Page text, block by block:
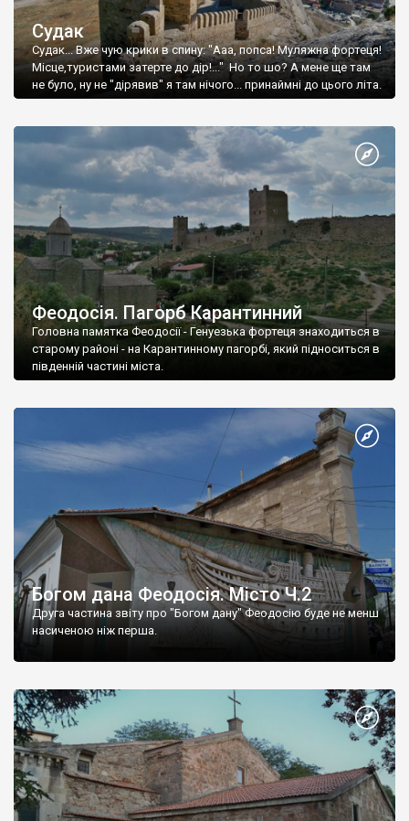
Судак
Судак... Вже чую крики в спину: "Ааа, попса! Муляжна фортеця!
Місце,туристами затерте до дір!..." Но то шо? А мене ще там
не було, ну не "дірявив" я там нічого... принаймні до цього літа.
Феодосія. Пагорб Карантинний
Головна памятка Феодосії - Генуезька фортеця знаходиться в
старому районі - на Карантинному пагорбі, який підноситься в
південній частині міста.
Богом дана Феодосія. Місто Ч.2
Друга частина звіту про "Богом дану" Феодосію буде не менш
насиченою ніж перша.